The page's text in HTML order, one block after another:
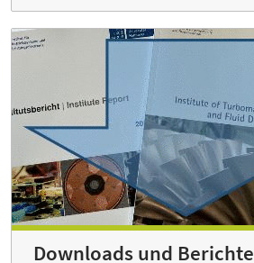
Downloads und Berichte